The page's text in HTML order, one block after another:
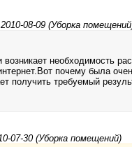
08-09 (Уборка
необходимость
почему была
получить требуемый
07-30 (Уборка помещений)